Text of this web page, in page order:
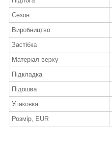
Сезон
Виробництво
Застібка
Матеріал верху
Підкладка
Підошва
Упаковка
Розмір, EUR